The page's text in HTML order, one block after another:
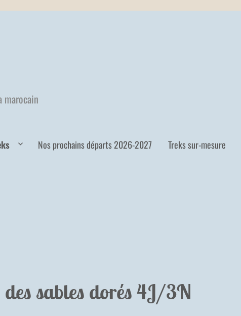
marocain
Nos prochains départs 2026-2027 Treks sur-mesure
sables dorés 4J/3N